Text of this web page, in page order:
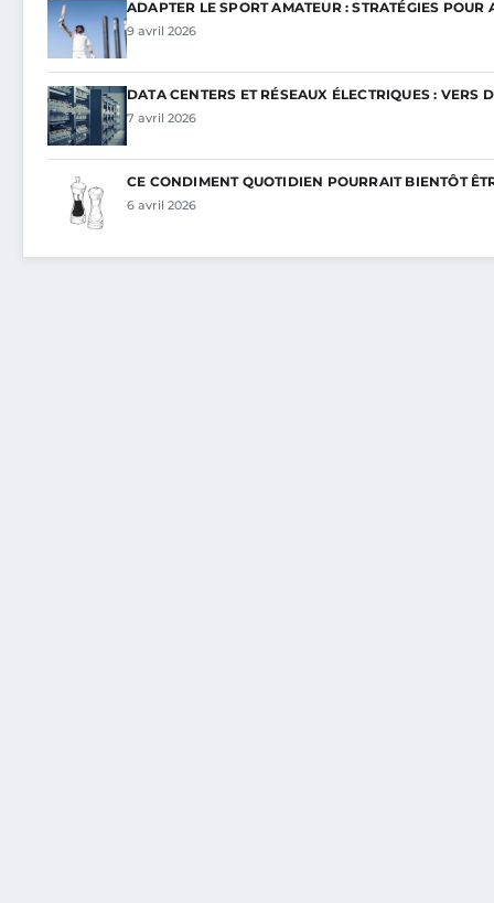
ADAPTER LE SPORT AMATEUR : STRATÉGIES POUR
9 avril 2026
DATA CENTERS ET RÉSEAUX ÉLECTRIQUES : VERS
7 avril 2026
CE CONDIMENT QUOTIDIEN POURRAIT BIENTÔT
6 avril 2026